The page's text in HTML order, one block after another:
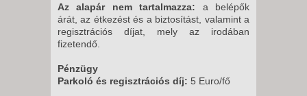
Az alapár nem tartalmazza: a belépők
árát, az étkezést és a biztosítást, valamint a
regisztrációs díjat, mely az irodában
fizetendő.
Pénzügy
Parkoló és regisztrációs díj: 5 Euro/fő